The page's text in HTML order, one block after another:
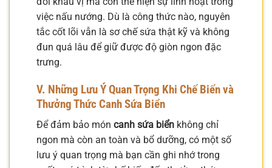
việc nấu nướng. Dù là công thức nào, nguyên
tắc cốt lõi vẫn là sơ chế sứa thật kỹ và không
đun quá lâu để giữ được độ giòn ngon đặc
trưng.
V. Những Lưu Ý Quan Trọng Khi Chế Biến và
Thưởng Thức Canh Sứa Biển
Để đảm bảo món canh sứa biển không chỉ
ngon mà còn an toàn và bổ dưỡng, có một số
lưu ý quan trọng mà bạn cần ghi nhớ trong